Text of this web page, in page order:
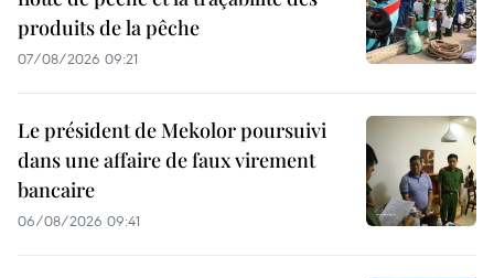
produits de la pêche
07/08/2026 09:21
Le président de Mekolor poursuivi
dans une affaire de faux virement
bancaire
06/08/2026 09:41